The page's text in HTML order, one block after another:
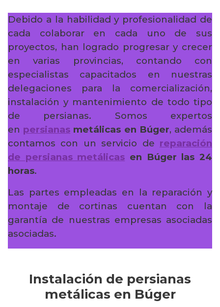
Debido a la habilidad y profesionalidad de
cada colaborar en cada uno de sus
proyectos, han logrado progresar y crecer
en varias provincias, contando con
especialistas capacitados en nuestras
delegaciones para la comercialización,
instalación y mantenimiento de todo tipo
de persianas. Somos expertos
en persianas metálicas en Búger, además
contamos con un servicio de reparación
de persianas metálicas en Búger las 24
horas.
Las partes empleadas en la reparación y
montaje de cortinas cuentan con la
garantía de nuestras empresas asociadas
asociadas.
Instalación de persianas
metálicas en Búger